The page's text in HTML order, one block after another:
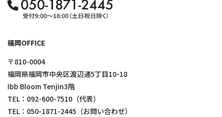
福岡OFFICE
〒810-0004
福岡県福岡市中央区渡辺通5丁目10-18
Ibb Bloom Tenjin3階
TEL： 092-600-7510 （代表）
TEL： 050-1871-2445 （お問い合わせ）